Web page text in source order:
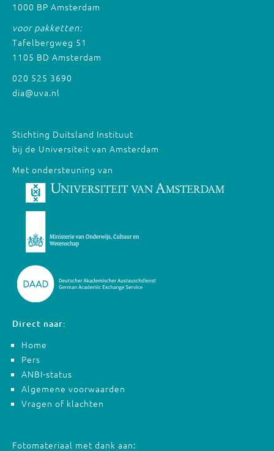
1000 BP Amsterdam
voor pakketten:
Tafelbergweg 51
1105 BD Amsterdam
020 525 3690
dia@uva.nl
Stichting Duitsland Instituut
bij de Universiteit van Amsterdam
Met ondersteuning van
Direct naar:
Home
Pers
ANBI-status
Algemene voorwaarden
Vragen of klachten
Fotomateriaal met dank aan: